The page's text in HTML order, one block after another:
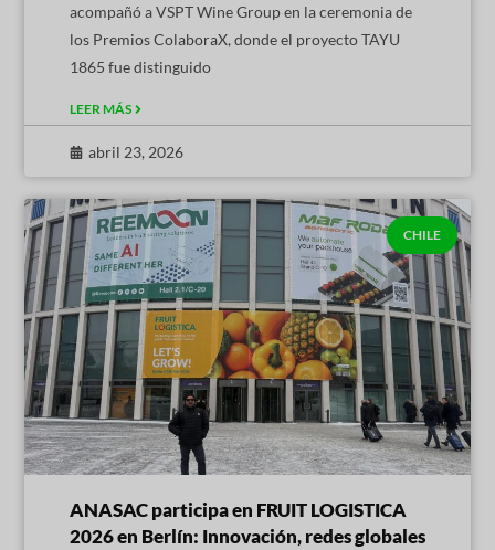
acompañó a VSPT Wine Group en la ceremonia de
los Premios ColaboraX, donde el proyecto TAYU
1865 fue distinguido
LEER MÁS
abril 23, 2026
CHILE
ANASAC participa en FRUIT LOGISTICA
2026 en Berlín: Innovación, redes globales